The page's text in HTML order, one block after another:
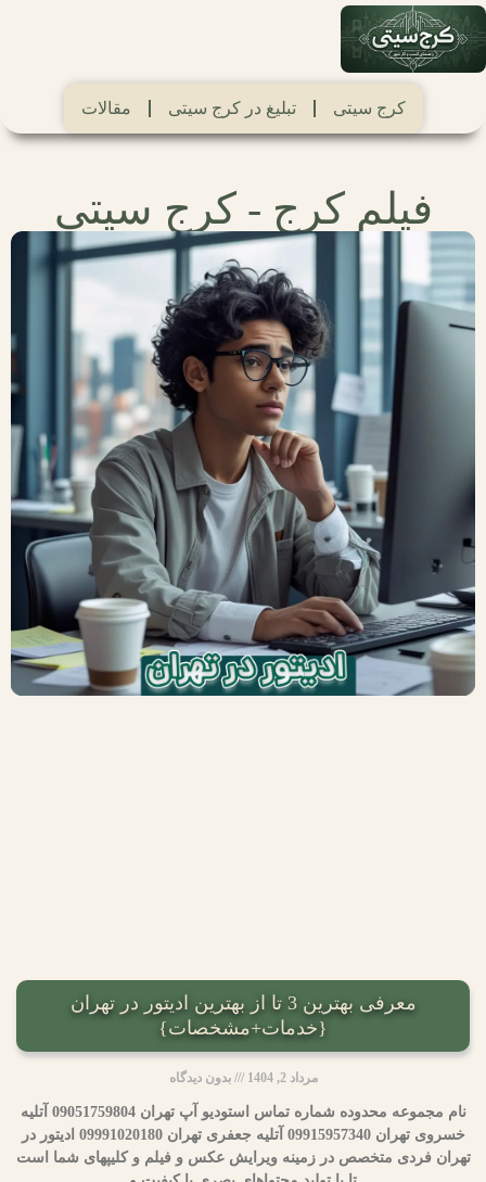
کرج سیتی تبلیغ در کرج سیتی مقالات
فیلم کرج - کرج سیتی
معرفی بهترین 3 تا از بهترین ادیتور در تهران
{خدمات+مشخصات}
مرداد 2, 1404 بدون دیدگاه
نام مجموعه محدوده شماره تماس استودیو آپ تهران 09051759804 آتلیه
خسروی تهران 09915957340 آتلیه جعفری تهران 09991020180 ادیتور در
تهران فردی متخصص در زمینه ویرایش عکس و فیلم و کلیپهای شما است